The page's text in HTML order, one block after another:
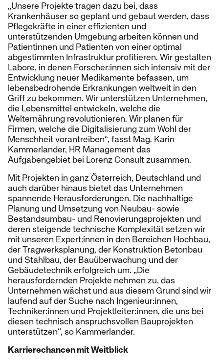
„Unsere Projekte tragen dazu bei, dass
Krankenhäuser so geplant und gebaut werden, dass
Pflegekräfte in einer effizienten und
unterstützenden Umgebung arbeiten können und
Patientinnen und Patienten von einer optimal
abgestimmten Infrastruktur profitieren. Wir gestalten
Labore, in denen Forscher:innen sich intensiv mit der
Entwicklung neuer Medikamente befassen, um
lebensbedrohende Erkrankungen weltweit in den
Griff zu bekommen. Wir unterstützen Unternehmen,
die Lebensmittel entwickeln, welche die
Welternährung revolutionieren. Wir planen für
Firmen, welche die Digitalisierung zum Wohl der
Menschheit vorantreiben“, fasst Mag. Karin
Kammerlander, HR Management das
Aufgabengebiet bei Lorenz Consult zusammen.
Mit Projekten in ganz Österreich, Deutschland und
auch darüber hinaus bietet das Unternehmen
spannende Herausforderungen. Die nachhaltige
Planung und Umsetzung von Neubau- sowie
Bestandsumbau- und Renovierungsprojekten und
deren steigende technische Komplexität setzen wir
mit unseren Expert:innen in den Bereichen Hochbau,
der Tragwerksplanung, der Konstruktion Betonbau
und Stahlbau, der Bauüberwachung und der
Gebäudetechnik erfolgreich um. „Die
herausfordernden Projekte nehmen zu, das
Unternehmen wächst und aus diesem Grund sind wir
laufend auf der Suche nach Ingenieur:innen,
Techniker:innen und Projektleiter:innen, die uns bei
diesen technisch anspruchsvollen Bauprojekten
unterstützen“, so Kammerlander.
Karrierechancen mit Weitblick